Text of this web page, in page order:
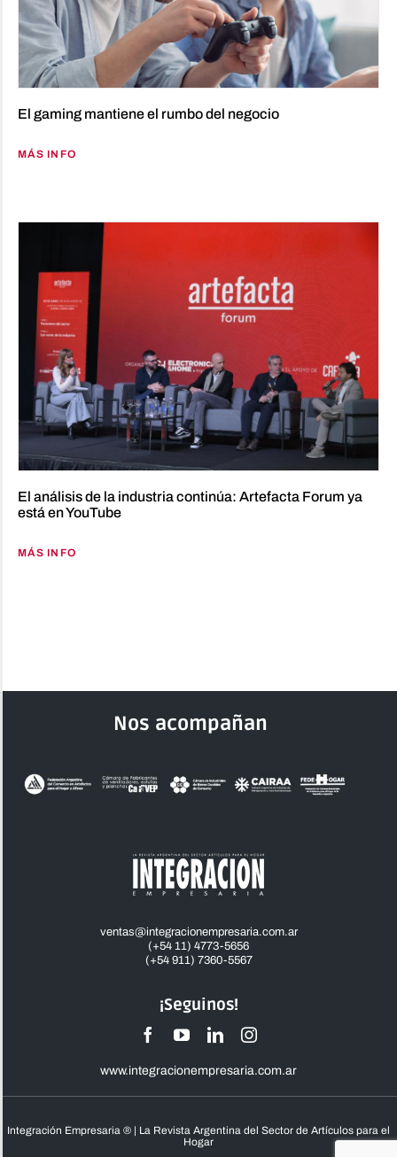
El gaming mantiene el rumbo del negocio
MÁS INFO
El análisis de la industria continúa: Artefacta Forum ya
está en YouTube
MÁS INFO
Nos acompañan
¡Seguinos!
www.integracionempresaria.com.ar
ventas@integracionempresaria.com.ar
(+54 11) 4773-5656
(+54 911) 7360-5567
Integración Empresaria ® | La Revista Argentina del Sector de Artículos para el
Hogar